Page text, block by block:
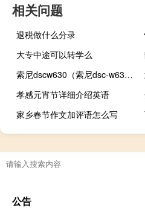
相关问题
退税做什么分录
大专中途可以转学么
索尼dscw630（索尼dsc-w630）
孝感元宵节详细介绍英语
家乡春节作文加评语怎么写
公告